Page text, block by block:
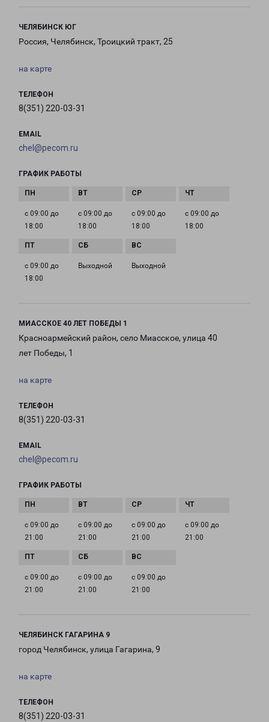
ЧЕЛЯБИНСК ЮГ
Россия, Челябинск, Троицкий тракт, 25
на карте
ТЕЛЕФОН
8(351) 220-03-31
EMAIL
chel@pecom.ru
ГРАФИК РАБОТЫ
с 09:00 до
18:00
с 09:00 до
18:00
с 09:00 до
18:00
с 09:00 до
18:00
с 09:00 до
18:00
Выходной Выходной
МИАССКОЕ 40 ЛЕТ ПОБЕДЫ 1
Красноармейский район, село Миасское, улица 40
лет Победы, 1
на карте
ТЕЛЕФОН
8(351) 220-03-31
EMAIL
chel@pecom.ru
ГРАФИК РАБОТЫ
с 09:00 до
21:00
с 09:00 до
21:00
с 09:00 до
21:00
с 09:00 до
21:00
с 09:00 до
21:00
с 09:00 до
21:00
с 09:00 до
21:00
ЧЕЛЯБИНСК ГАГАРИНА 9
город Челябинск, улица Гагарина, 9
на карте
ТЕЛЕФОН
8(351) 220-03-31